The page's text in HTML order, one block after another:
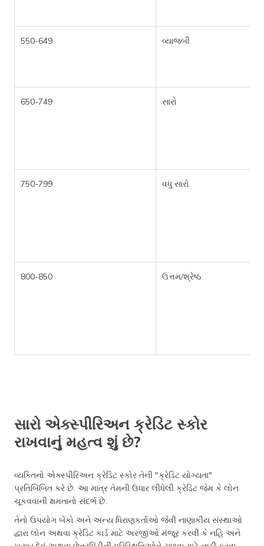
550-649 વ્યાજબી
650-749 સારો
750-799 વધુ સારો
800-850 ઉત્તમ/શ્રેષ્ઠ
સારો એક્સ્પીરિઅન ક્રેડિટ સ્કોર
રાખવાનું મહત્વ શું છે?
વ્યક્તિનો એક્સ્પીરિઅન ક્રેડિટ સ્કોર તેની "ક્રેડિટ યોગ્યતા"
પ્રતિબિંબિત કરે છે. આ માત્ર તેમની ઉધાર લીધેલી ક્રેડિટ જેમ કે લોન
ચૂકવવાની ક્ષમતાનો સંદર્ભ છે.
તેનો ઉપયોગ બેંકો અને અન્ય ધિરાણકર્તાઓ જેવી નાણાકીય સંસ્થાઓ
દ્વારા લોન અથવા ક્રેડિટ કાર્ડ માટે અરજીઓ મંજૂર કરવી કે નહિ અને